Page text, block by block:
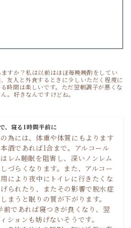
すか？私は以前はほぼ毎晩晩酌をしてい
友人と外食するときに少しいただく程度に
時間は楽しいです。ただ翌朝調子が悪くな
。好きなんですけどね。
、寝る1時間半前に
為には、体重や体質にもよります
酒であれば1合まで。アルコール
レム睡眠を阻害し、深いノンレム
づらくなります。また、アルコー
により夜中にトイレに行きたくな
られたり、またその影響で脱水症
まうと眠りの質が下がります。
前であれば寝つきが良くなり、翌
ションも妨げないそうです。